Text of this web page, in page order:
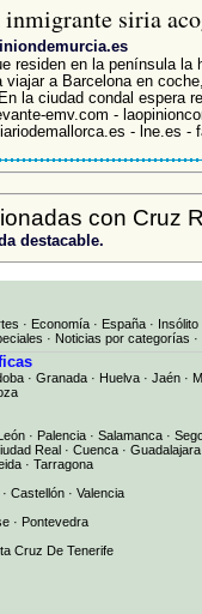
siria
residen en la península
a Barcelona en
la ciudad condal espera
emv.com -
- lne.es -
con Cruz
destacable.
· Economía · España · Insólito
· Noticias por categorías ·
· Granada · Huelva · Jaén ·
· Palencia · Salamanca ·
Real · Cuenca · Guadalajara
· Tarragona
· Castellón · Valencia
· Pontevedra
Cruz De Tenerife